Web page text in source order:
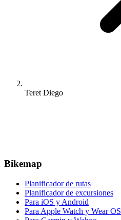
Teret Diego
Bikemap
Planificador de rutas
Planificador de excursiones
Para iOS y Android
Para Apple Watch y Wear OS